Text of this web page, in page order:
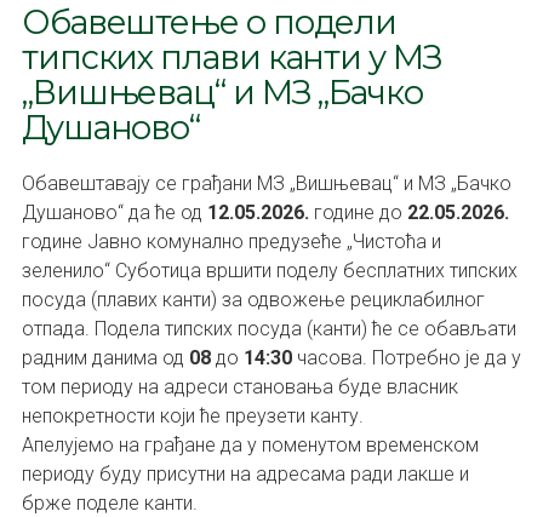
Обавештење о подели
типских плави канти у МЗ
„Вишњевац“ и МЗ „Бачко
Душаново“
Обавештавају се грађани МЗ „Вишњевац“ и МЗ „Бачко
Душаново“ да ће од 12.05.2026.године до 22.05.2026.
године Јавно комунално предузеће „Чистоћа и
зеленило“ Суботица вршити поделу бесплатних типских
посуда (плавих канти) за одвожење рециклабилног
отпада. Подела типских посуда (канти) ће се обављати
радним данима од 08до 14:30часова. Потребно је да у
том периоду на адреси становања буде власник
непокретности који ће преузети канту.
Апелујемо на грађане да у поменутом временском
периоду буду присутни на адресама ради лакше и
брже поделе канти.